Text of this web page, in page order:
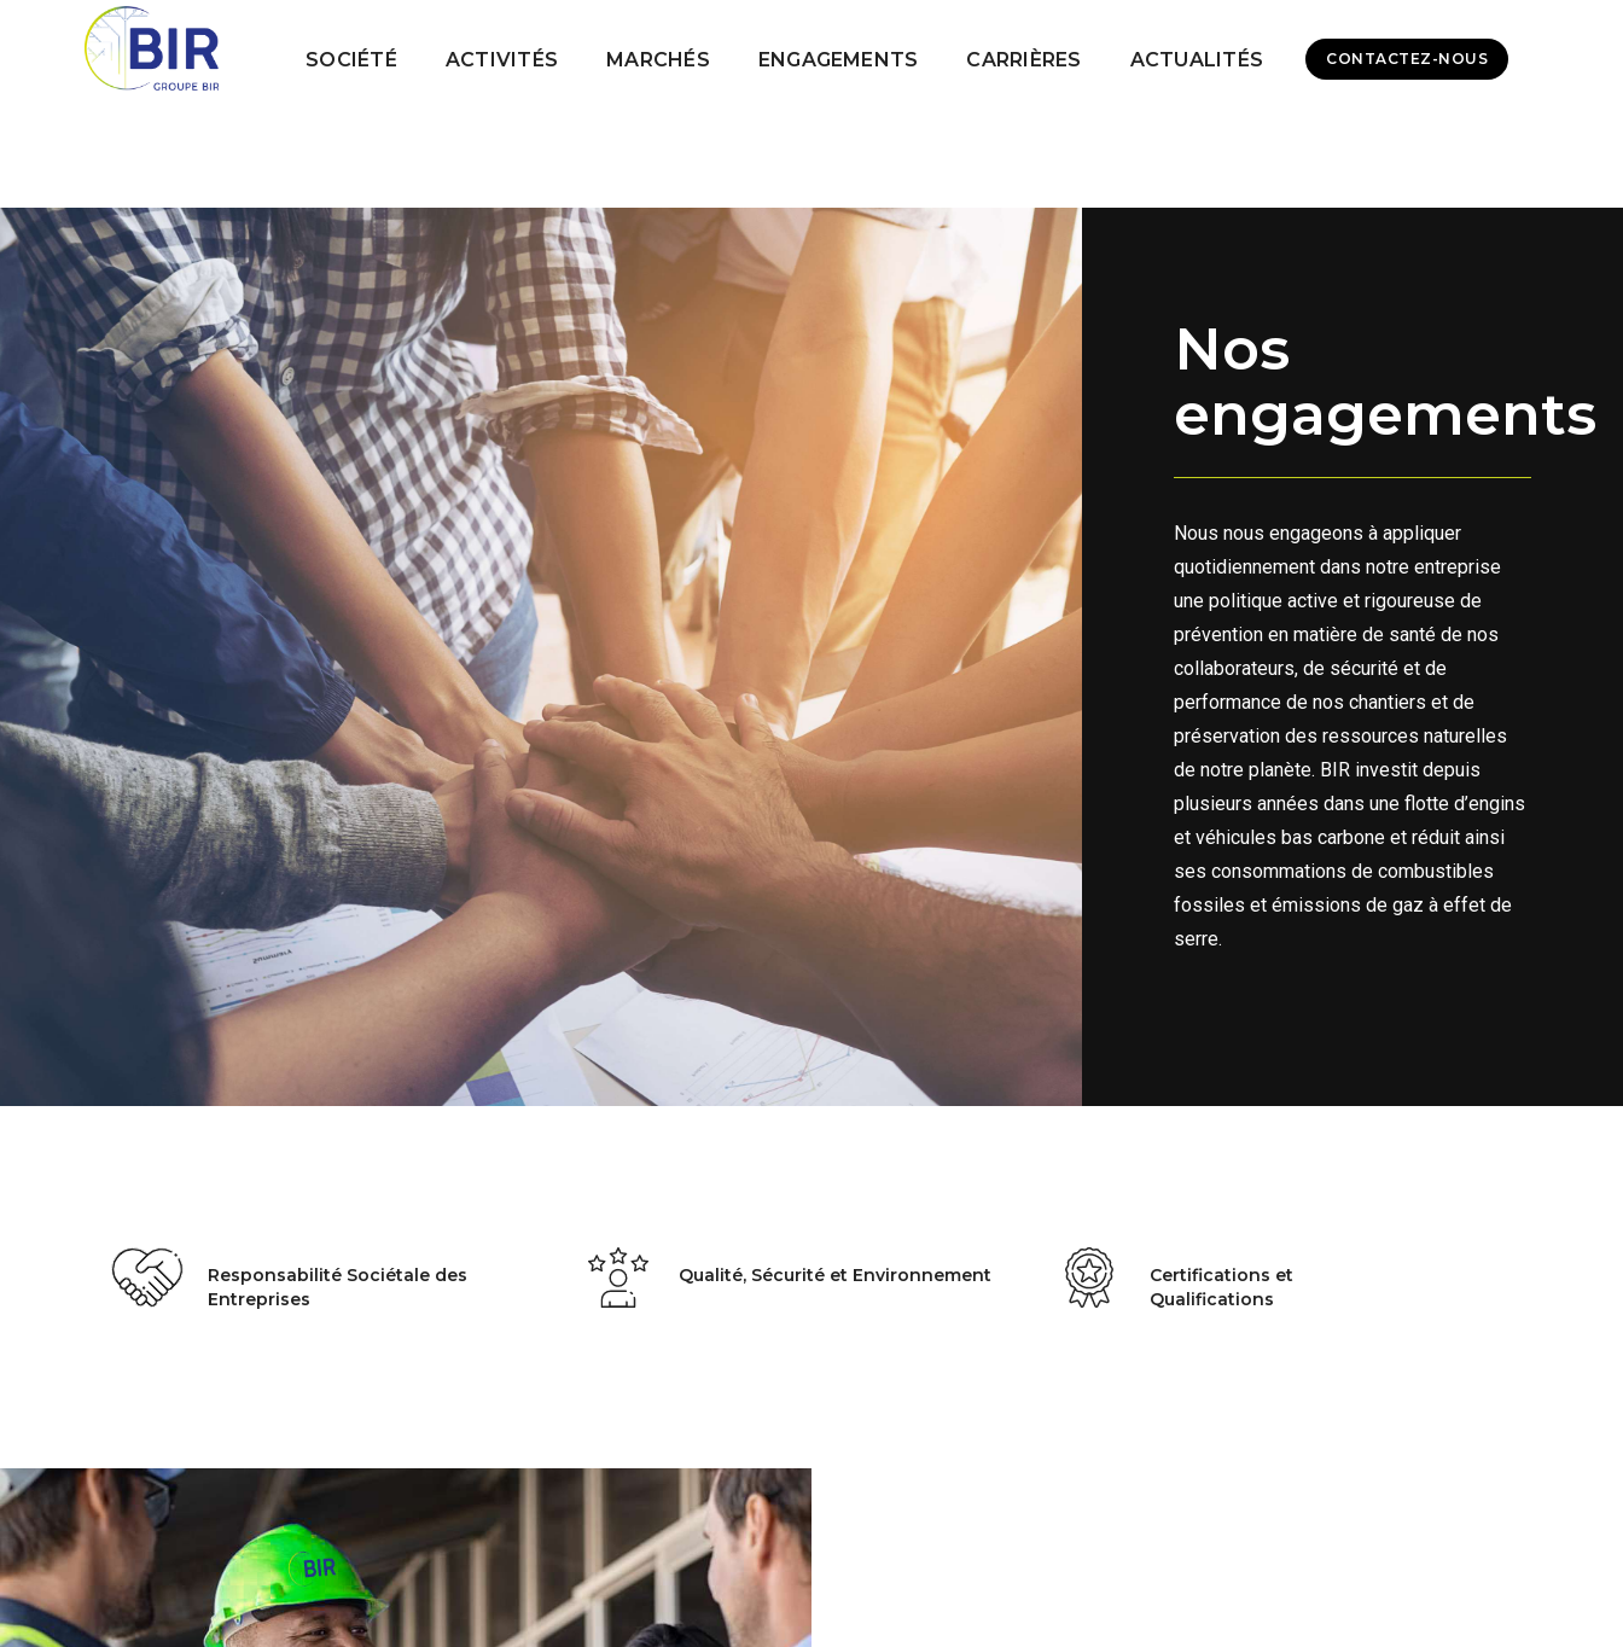
SOCIÉTÉ ACTIVITÉS MARCHÉS ENGAGEMENTS CARRIÈRES ACTUALITÉS CONTACTEZ-NOUS
Nos
engagements
Nous nous engageons à appliquer
quotidiennement dans notre entreprise
une politique active et rigoureuse de
prévention en matière de santé de nos
collaborateurs, de sécurité et de
performance de nos chantiers et de
préservation des ressources naturelles
de notre planète. BIR investit depuis
plusieurs années dans une flotte d’engins
et véhicules bas carbone et réduit ainsi
ses consommations de combustibles
fossiles et émissions de gaz à effet de
serre.
Responsabilité Sociétale des
Entreprises
Qualité, Sécurité et Environnement
Certifications et
Qualifications